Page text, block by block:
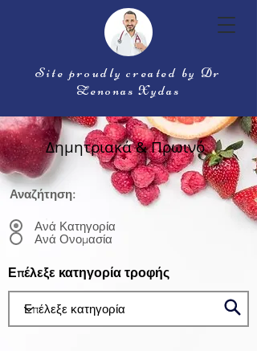
Site proudly created by Dr
Zenonas Xydas
Δημητριακά & Πρωινό
Αναζήτηση:
Ανά Κατηγορία
Ανά Ονομασία
Επέλεξε κατηγορία τροφής